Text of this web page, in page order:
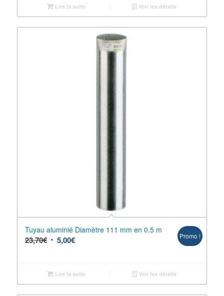
Lire la suite Voir les détails
Tuyau aluminié Diamètre 111 mm en 0.5 m
23,70€ 5,00€ Promo !
Lire la suite Voir les détails